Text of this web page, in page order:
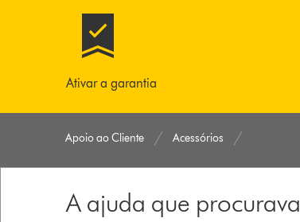
Ativar a garantia
Apoio ao Cliente Acessórios
A ajuda que procurava